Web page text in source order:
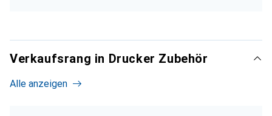
Verkaufsrang in Drucker Zubehör
Alle anzeigen